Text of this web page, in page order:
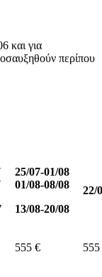
και για
περίπου
25/07-01/08
01/08-08/08
13/08-20/08
22/
555 €